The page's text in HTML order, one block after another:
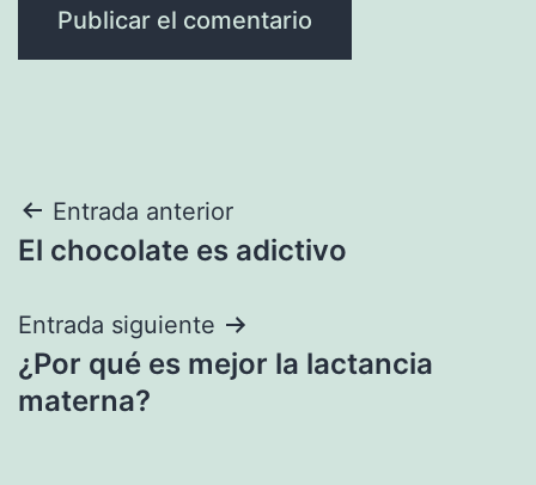
Navegación
de
entradas
Entrada anterior
El chocolate es adictivo
Entrada siguiente
¿Por qué es mejor la lactancia
materna?